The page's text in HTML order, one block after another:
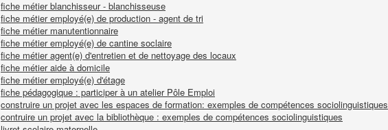
fiche métier blanchisseur - blanchisseuse
fiche métier employé(e) de production - agent de tri
fiche métier manutentionnaire
fiche métier employé(e) de cantine soclaire
fiche métier agent(e) d'entretien et de nettoyage des locaux
fiche métier aide à domicile
fiche métier employé(e) d'étage
fiche pédagogique : participer à un atelier Pôle Emploi
construire un projet avec les espaces de formation: exemples de compétences sociolinguistiques
contruire un projet avec la bibliothèque : exemples de compétences sociolinguistiques